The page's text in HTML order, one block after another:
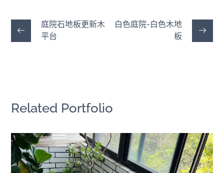
庭院石地板更新木
平台
白色庭院-白色木地
板
Related Portfolio
陽台地板維護｜沖水就行